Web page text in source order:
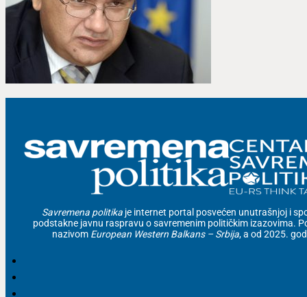
Savremena politika je internet portal posvećen unutrašnjoj i
podstakne javnu raspravu o savremenim političkim izazovima.
nazivom European Western Balkans – Srbija, a od 2025.